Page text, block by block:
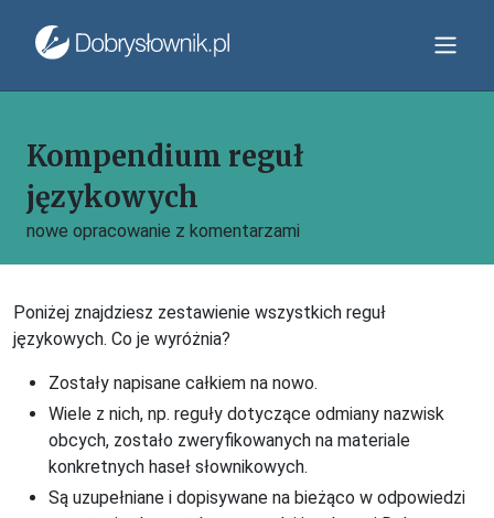
Kompendium reguł
językowych
nowe opracowanie z komentarzami
Poniżej znajdziesz zestawienie wszystkich reguł
językowych. Co je wyróżnia?
Zostały napisane całkiem na nowo.
Wiele z nich, np. reguły dotyczące odmiany nazwisk
obcych, zostało zweryfikowanych na materiale
konkretnych haseł słownikowych.
Są uzupełniane i dopisywane na bieżąco w odpowiedzi